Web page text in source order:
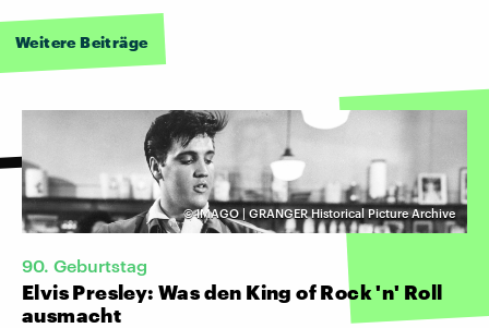
Weitere Beiträge
©IMAGO | GRANGER Historical Picture Archive
90. Geburtstag
Elvis Presley: Was den King of Rock 'n' Roll
ausmacht